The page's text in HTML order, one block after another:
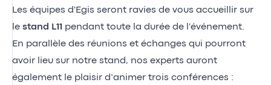
Les équipes d'Egis seront ravies de vous accueillir sur
le stand L11 pendant toute la durée de l'événement.
En parallèle des réunions et échanges qui pourront
avoir lieu sur notre stand, nos experts auront
également le plaisir d’animer trois conférences :